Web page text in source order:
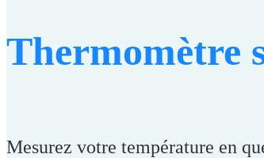
Thermomètre
Mesurez votre température en